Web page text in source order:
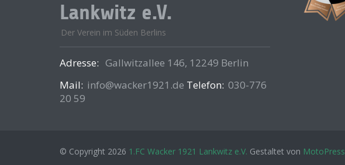
Lankwitz e.V.
Der Verein im Süden Berlins
Adresse: Gallwitzallee 146, 12249 Berlin
Mail: info@wacker1921.de Telefon: 030-776
20 59
© Copyright 2026 1.FC Wacker 1921 Lankwitz e.V. Gestaltet von MotoPress